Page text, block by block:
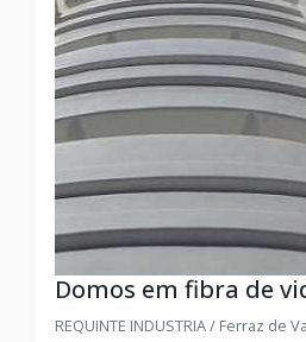
Domos em fibra de
REQUINTE INDUSTRIA / Ferraz de